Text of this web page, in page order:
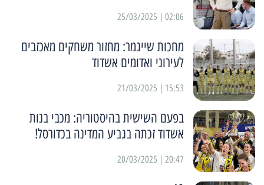
02:06 | 25/03/2025
מחכות שייגמר: מחזור משחקים מאכזבים
לעירוני ואדומים אשדוד
15:53 | 21/03/2025
בפעם השישית בהיסטוריה: מכבי בנות
אשדוד זכתה בגביע המדינה בכדורסל!
20:47 | 20/03/2025